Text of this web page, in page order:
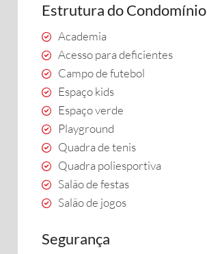
Estrutura do Condomínio
Academia
Acesso para deficientes
Campo de futebol
Espaço kids
Espaço verde
Playground
Quadra de tenis
Quadra poliesportiva
Salão de festas
Salão de jogos
Segurança